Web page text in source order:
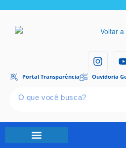
Portal Transparência Ouvidoria